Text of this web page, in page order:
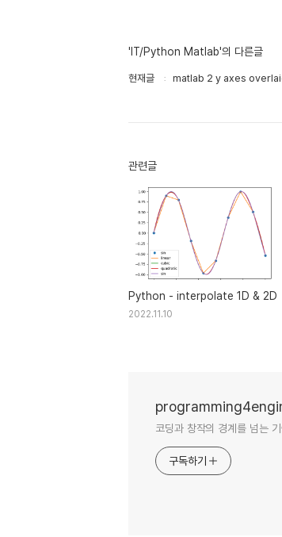
'IT/Python Matlab'의 다른글
현재글 matlab 2 y axes
관련글
Python - interpolate 1D & 2D
2022.11.10
코딩과 창작의 경계를 넘는
구독하기